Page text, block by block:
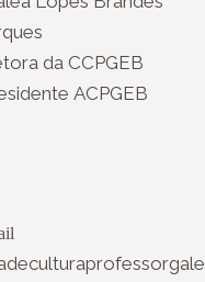
da CCPGEB
ACPGEB